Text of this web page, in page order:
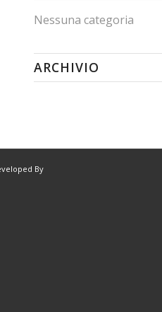
Nessuna categoria
ARCHIVIO
By